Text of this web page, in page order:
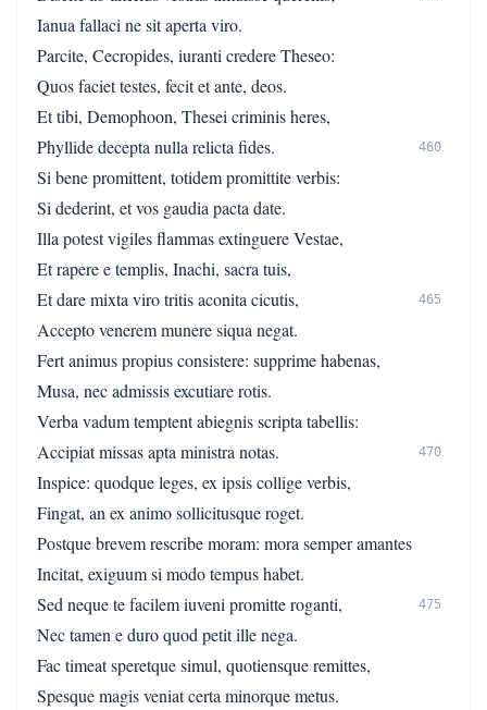
Ianua fallaci ne sit aperta viro.
Parcite, Cecropides, iuranti credere Theseo:
Quos faciet testes, fecit et ante, deos.
Et tibi, Demophoon, Thesei criminis heres,
Phyllide decepta nulla relicta fides.
460
Si bene promittent, totidem promittite verbis:
Si dederint, et vos gaudia pacta date.
Illa potest vigiles flammas extinguere Vestae,
Et rapere e templis, Inachi, sacra tuis,
Et dare mixta viro tritis aconita cicutis,
465
Accepto venerem munere siqua negat.
Fert animus propius consistere: supprime habenas,
Musa, nec admissis excutiare rotis.
Verba vadum temptent abiegnis scripta tabellis:
Accipiat missas apta ministra notas.
470
Inspice: quodque leges, ex ipsis collige verbis,
Fingat, an ex animo sollicitusque roget.
Postque brevem rescribe moram: mora semper amantes
Incitat, exiguum si modo tempus habet.
Sed neque te facilem iuveni promitte roganti,
475
Nec tamen e duro quod petit ille nega.
Fac timeat speretque simul, quotiensque remittes,
Spesque magis veniat certa minorque metus.